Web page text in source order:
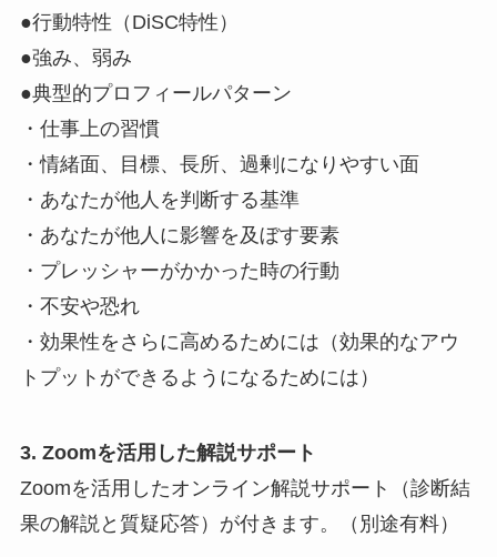
●行動特性（DiSC特性）
●強み、弱み
●典型的プロフィールパターン
・仕事上の習慣
・情緒面、目標、長所、過剰になりやすい面
・あなたが他人を判断する基準
・あなたが他人に影響を及ぼす要素
・プレッシャーがかかった時の行動
・不安や恐れ
・効果性をさらに高めるためには（効果的なアウ
トプットができるようになるためには）
3. Zoomを活用した解説サポート
Zoomを活用したオンライン解説サポート（診断結
果の解説と質疑応答）が付きます。（別途有料）